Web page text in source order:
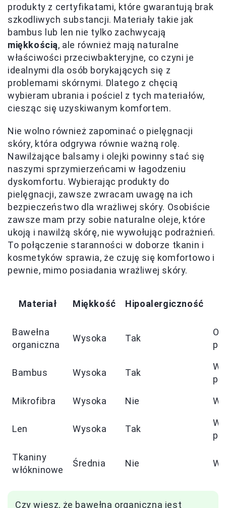
produkty z certyfikatami, które gwarantują brak
szkodliwych substancji. Materiały takie jak
bambus lub len nie tylko zachwycają
miękkością, ale również mają naturalne
właściwości przeciwbakteryjne, co czyni je
idealnymi dla osób borykających się z
problemami skórnymi. Dlatego z chęcią
wybieram ubrania i pościel z tych materiałów,
ciesząc się uzyskiwanym komfortem.
Nie wolno również zapominać o pielęgnacji
skóry, która odgrywa równie ważną rolę.
Nawilżające balsamy i olejki powinny stać się
naszymi sprzymierzeńcami w łagodzeniu
dyskomfortu. Wybierając produkty do
pielęgnacji, zawsze zwracam uwagę na ich
bezpieczeństwo dla wrażliwej skóry. Osobiście
zawsze mam przy sobie naturalne oleje, które
ukoją i nawilżą skórę, nie wywołując podrażnień.
To połączenie staranności w doborze tkanin i
kosmetyków sprawia, że czuję się komfortowo i
pewnie, mimo posiadania wrażliwej skóry.
Materiał Miękkość Hipoalergiczność
Bawełna
organiczna
Wysoka Tak
Bambus Wysoka Tak
Mikrofibra Wysoka Nie
Len Wysoka Tak
Tkaniny
włókninowe
Średnia Nie
Czy wiesz, że bawełna organiczna jest